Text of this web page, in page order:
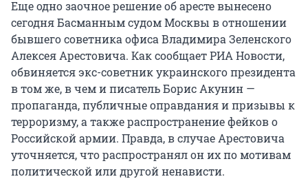
Еще одно заочное решение об аресте вынесено
сегодня Басманным судом Москвы в отношении
бывшего советника офиса Владимира Зеленского
Алексея Арестовича. Как сообщает РИА Новости,
обвиняется экс-советник украинского президента
в том же, в чем и писатель Борис Акунин —
пропаганда, публичные оправдания и призывы к
терроризму, а также распространение фейков о
Российской армии. Правда, в случае Арестовича
уточняется, что распространял он их по мотивам
политической или другой ненависти.